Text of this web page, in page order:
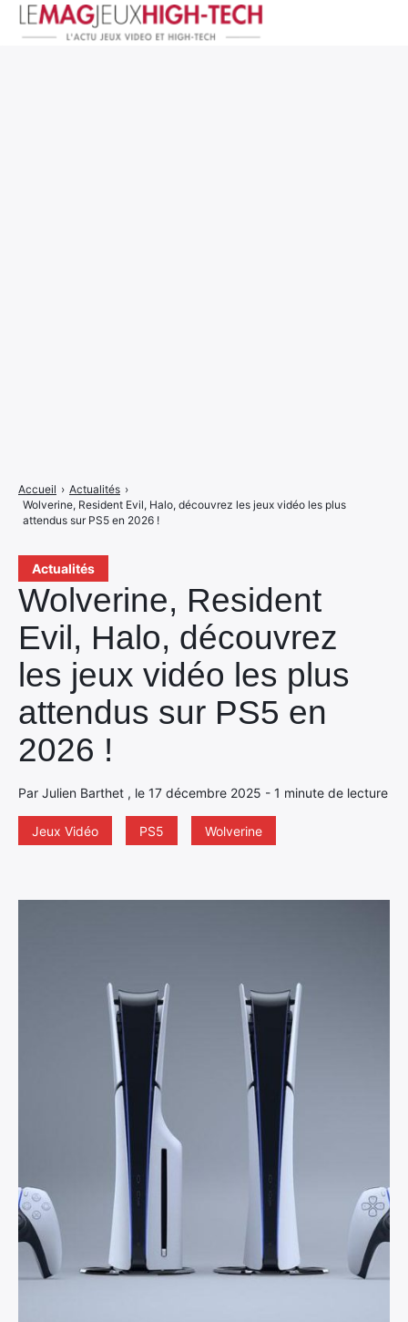
Actualités
Wolverine, Resident
Evil, Halo, découvrez
les jeux vidéo les plus
attendus sur PS5 en
2026 !
Par Julien Barthet , le 17 décembre 2025 - 1 minute de lecture
Jeux Vidéo PS5 Wolverine
Accueil › Actualités ›
Wolverine, Resident Evil, Halo, découvrez les jeux vidéo les plus
attendus sur PS5 en 2026 !